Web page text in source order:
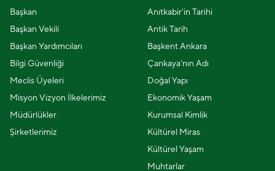
Başkan
Başkan Vekili
Başkan Yardımcıları
Bilgi Güvenliği
Meclis Üyeleri
Misyon Vizyon İlkelerimiz
Müdürlükler
Şirketlerimiz
Anıtkabir'in Tarihi
Antik Tarih
Başkent Ankara
Çankaya'nın Adı
Doğal Yapı
Ekonomik Yaşam
Kurumsal Kimlik
Kültürel Miras
Kültürel Yaşam
Muhtarlar